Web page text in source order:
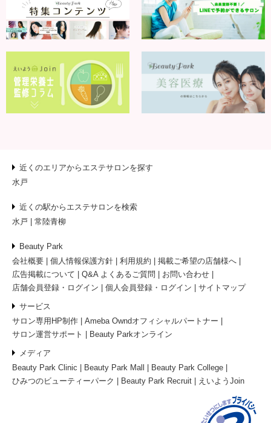
近くのエリアからエステサロンを探す
水戸
近くの駅からエステサロンを検索
水戸
常陸青柳
Beauty Park
会社概要
個人情報保護方針 利用規約
掲載ご希望の店舗様へ
広告掲載について
Q&A よくあるご質問
お問い合わせ
店舗会員登録・ログイン
個人会員登録・ログイン サイトマップ
サービス
サロン専用HP制作
Ameba Owndオフィシャルパートナー
サロン運営サポート
Beauty Parkオンライン
メディア
Beauty Park Clinic
Beauty Park Mall
Beauty Park College
ひみつのビューティーパーク
Beauty Park Recruit えいようJoin